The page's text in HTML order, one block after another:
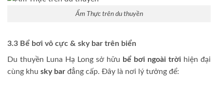
Ẩm Thực trên du thuyền
3.3 Bể bơi vô cực & sky bar trên biển
Du thuyền Luna Hạ Long sở hữu bể bơi ngoài trời hiện đại
cùng khu sky bar đẳng cấp. Đây là nơi lý tưởng để: